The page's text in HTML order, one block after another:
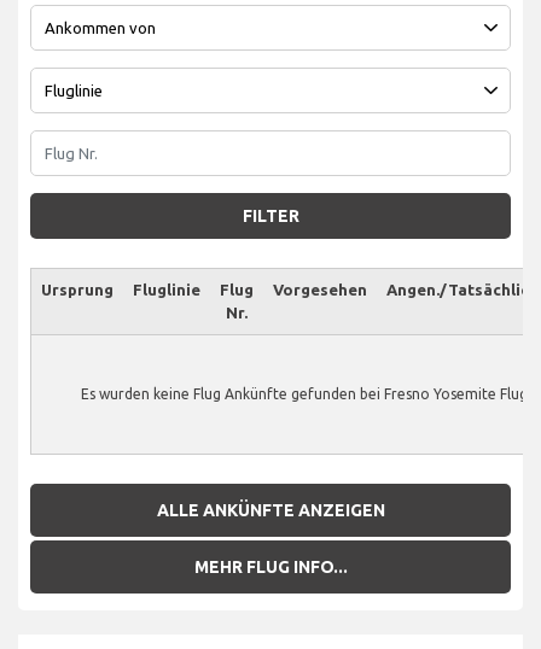
FILTER
Ursprung Fluglinie
Flug
Nr.
Vorgesehen Angen./Tatsächlich
Es wurden keine Flug Ankünfte gefunden bei Fresno Yosemite
ALLE ANKÜNFTE ANZEIGEN
MEHR FLUG INFO...